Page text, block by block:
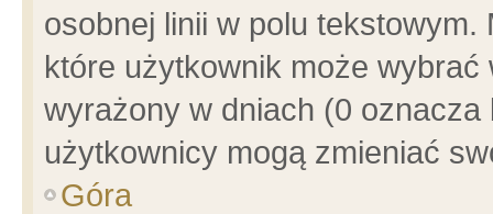
osobnej linii w polu
które użytkownik może
wyrażony w dniach (0
użytkownicy mogą zmieniać
Góra